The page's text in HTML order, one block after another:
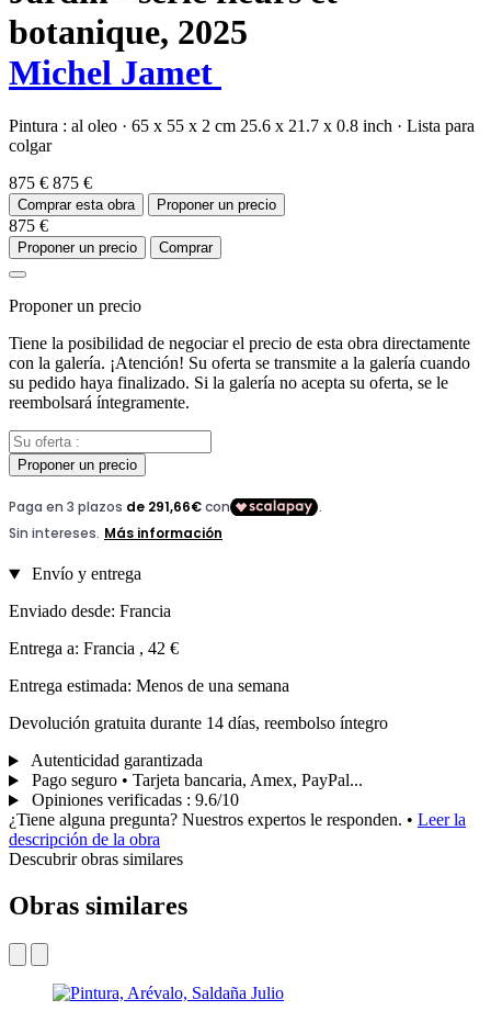
botanique, 2025
Michel Jamet
Pintura : al oleo · 65 x 55 x 2 cm 25.6 x 21.7 x 0.8 inch · Lista para
colgar
875 € 875 €
Comprar esta obra Proponer un precio
875 €
Proponer un precio Comprar
Proponer un precio
Tiene la posibilidad de negociar el precio de esta obra directamente
con la galería. ¡Atención! Su oferta se transmite a la galería cuando
su pedido haya finalizado. Si la galería no acepta su oferta, se le
reembolsará íntegramente.
Proponer un precio
Envío y entrega
Enviado desde: Francia
Entrega a: Francia , 42 €
Entrega estimada: Menos de una semana
Devolución gratuita durante 14 días, reembolso íntegro
Autenticidad garantizada
Pago seguro • Tarjeta bancaria, Amex, PayPal...
Opiniones verificadas : 9.6/10
¿Tiene alguna pregunta? Nuestros expertos le responden. • Leer la
descripción de la obra
Descubrir obras similares
Obras similares